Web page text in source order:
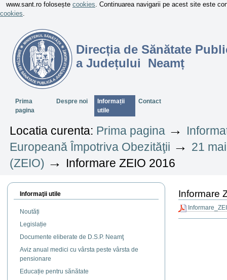
www.sant.ro folosește cookies. Continuarea navigarii pe acest site este
cookies.
Direcția de Sănătate
a Județului Neamț
SectiuniPrima
pagina
Despre noi
Informații
utile
Contact
Locatia curenta: Prima pagina →
Europeană Împotriva Obezităţii → 21
(ZEIO) → Informare ZEIO 2016
Informaţii utile
Noutăți
Legislație
Documente eliberate de D.S.P. Neamţ
Aviz anual medici cu vârsta peste vârsta de
pensionare
Educație pentru sănătate
Informare